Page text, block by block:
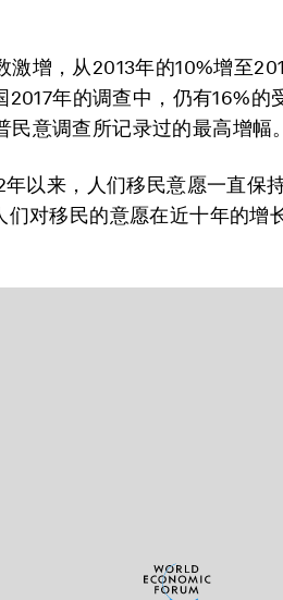
增，从2013年的10%增至
年的调查中，仍有16%的
意调查所记录过的最高增幅。
以来，人们移民意愿一直保
们对移民的意愿在近十年的增